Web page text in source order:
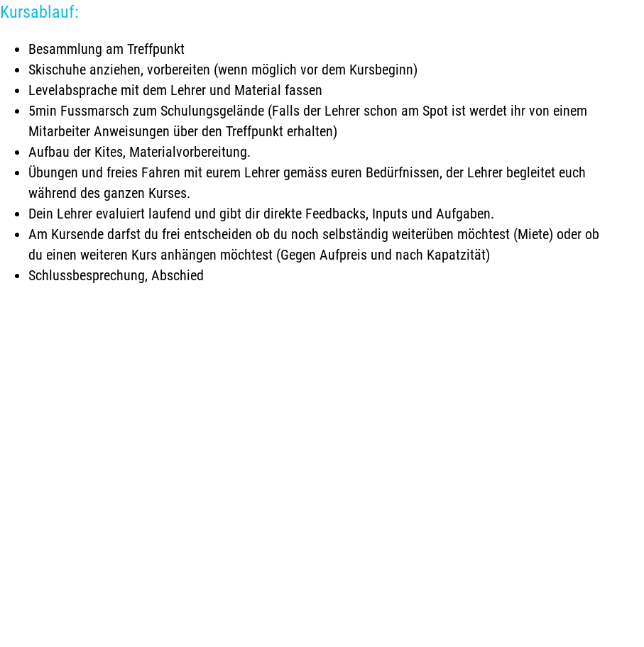
Kursablauf:
Besammlung am Treffpunkt
Skischuhe anziehen, vorbereiten (wenn möglich vor dem Kursbeginn)
Levelabsprache mit dem Lehrer und Material fassen
5min Fussmarsch zum Schulungsgelände (Falls der Lehrer schon am Spot ist werdet ihr von einem
Mitarbeiter Anweisungen über den Treffpunkt erhalten)
Aufbau der Kites, Materialvorbereitung.
Übungen und freies Fahren mit eurem Lehrer gemäss euren Bedürfnissen, der Lehrer begleitet euch
während des ganzen Kurses.
Dein Lehrer evaluiert laufend und gibt dir direkte Feedbacks, Inputs und Aufgaben.
Am Kursende darfst du frei entscheiden ob du noch selbständig weiterüben möchtest (Miete) oder ob
du einen weiteren Kurs anhängen möchtest (Gegen Aufpreis und nach Kapatzität)
Schlussbesprechung, Abschied